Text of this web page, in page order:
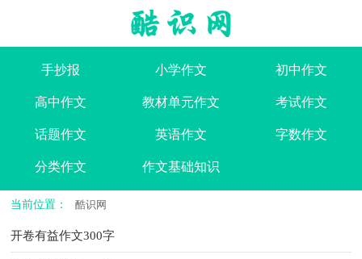
手抄报 小学作文 初中作文
高中作文 教材单元作文 考试作文
话题作文 英语作文 字数作文
分类作文 作文基础知识
当前位置： 酷识网
开卷有益作文300字